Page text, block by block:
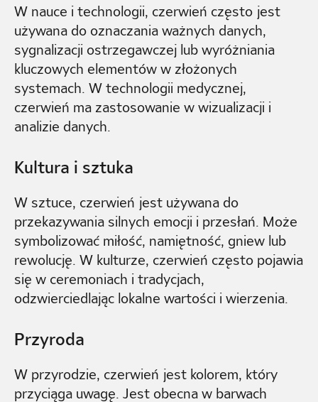
W nauce i technologii, czerwień często jest
używana do oznaczania ważnych danych,
sygnalizacji ostrzegawczej lub wyróżniania
kluczowych elementów w złożonych
systemach. W technologii medycznej,
czerwień ma zastosowanie w wizualizacji i
analizie danych.
Kultura i sztuka
W sztuce, czerwień jest używana do
przekazywania silnych emocji i przesłań. Może
symbolizować miłość, namiętność, gniew lub
rewolucję. W kulturze, czerwień często pojawia
się w ceremoniach i tradycjach,
odzwierciedlając lokalne wartości i wierzenia.
Przyroda
W przyrodzie, czerwień jest kolorem, który
przyciąga uwagę. Jest obecna w barwach